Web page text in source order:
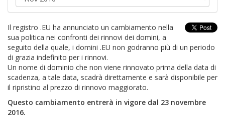
Il registro .EU ha annunciato un cambiamento nella
sua politica nei confronti dei rinnovi dei domini, a
seguito della quale, i domini .EU non godranno più di un periodo
di grazia indefinito per i rinnovi.
Un nome di dominio che non viene rinnovato prima della data di
scadenza, a tale data, scadrà direttamente e sarà disponibile per
il ripristino al prezzo di rinnovo maggiorato.
Questo cambiamento entrerà in vigore dal 23 novembre
2016.